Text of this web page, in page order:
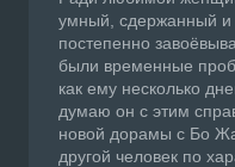
умный, сдержанный и
постепенно
были временные
как ему несколько
думаю он с этим
новой дорамы с Бо
другой человек по